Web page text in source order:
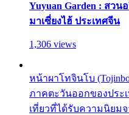
Yuyuan Garden : สว
มาเซี่ยงไฮ้ ประเทศจีน
1,306 views
หน้าผาโทจินโบ
ภาคตะวันออกของประ
เที่ยวที่ได้รับความนิยม